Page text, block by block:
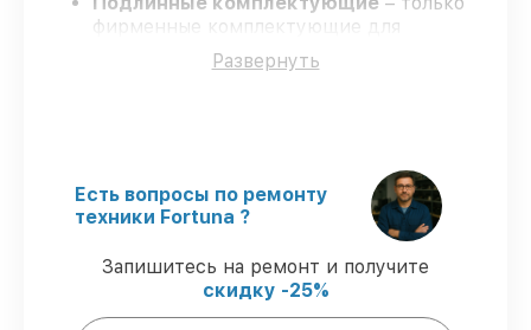
фирменные комплектующие для
обслуживания тепловизоров.
Опытные мастера– мастера проходят
Сервис с гарантией– официальная
гарантия на все виды работ.
Гарантии сервиса на обслуживание
тепловизоров:
Развернуть
Есть вопросы по ремонту
техники Fortuna ?
Запишитесь на ремонт и получите
скидку -25%